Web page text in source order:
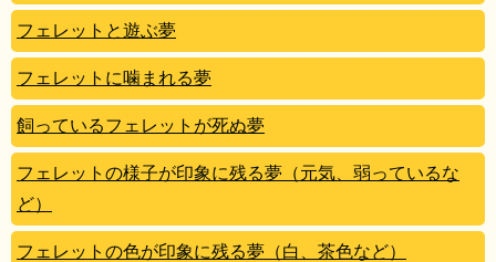
フェレットと遊ぶ夢
フェレットに噛まれる夢
飼っているフェレットが死ぬ夢
フェレットの様子が印象に残る夢（元気、弱っているな
ど）
フェレットの色が印象に残る夢（白、茶色など）